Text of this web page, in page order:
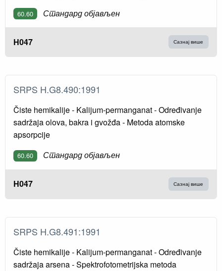
60.60 Стандард објављен
H047 Сазнај више
SRPS H.G8.490:1991
Čiste hemikalije - Kalijum-permanganat - Određivanje
sadržaja olova, bakra i gvožđa - Metoda atomske
apsorpcije
60.60 Стандард објављен
H047 Сазнај више
SRPS H.G8.491:1991
Čiste hemikalije - Kalijum-permanganat - Određivanje
sadržaja arsena - Spektrofotometrijska metoda